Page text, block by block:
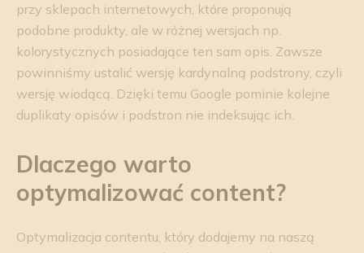
przy sklepach internetowych, które proponują
podobne produkty, ale w różnej wersjach np.
kolorystycznych posiadające ten sam opis. Zawsze
powinniśmy ustalić wersję kardynalną podstrony, czyli
wersję wiodącą. Dzięki temu Google pominie kolejne
duplikaty opisów i podstron nie indeksując ich.
Dlaczego warto
optymalizować content?
Optymalizacja contentu, który dodajemy na naszą